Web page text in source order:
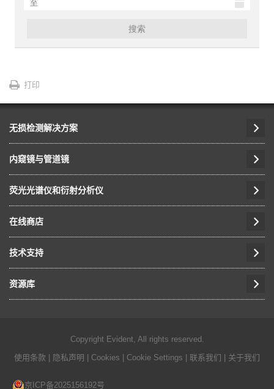
搜索
打印
无损检测解决方案
内窥镜与管道镜
荧光光谱仪和衍射分析仪
在线商店
技术支持
资源库
Copyright Evident, All rights reserved.
使用条款
隐私声明 Cookies Cookie Settings 联系我们 关于我们
京ICP备2025156192号